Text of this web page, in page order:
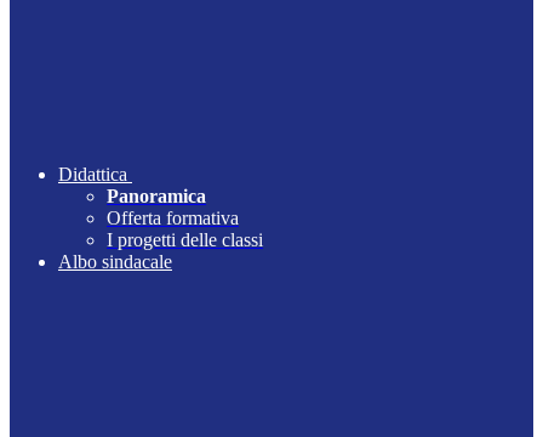
Didattica
Panoramica
Offerta formativa
I progetti delle classi
Albo sindacale